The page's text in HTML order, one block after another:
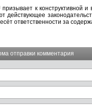
к конструктивной
действующее
ответственности за
отправки комментария